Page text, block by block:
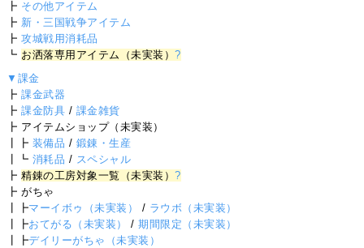
┣ その他アイテム
┣ 新・三国戦争アイテム
┣攻城戦用消耗品
┗ お洒落専用アイテム（未実装）?
▼課金
┣課金武器
┣課金防具 / 課金雑貨
┣ アイテムショップ（未実装）
┃┣ 装備品 / 鍛錬・生産
┃┗ 消耗品 / スペシャル
┣精錬の工房対象一覧（未実装）?
┣ がちゃ
┃┣マーイボゥ（未実装） / ラウボ（未実装）
┃┣おてがる（未実装） /期間限定（未実装）
┃┣デイリーがちゃ（未実装）